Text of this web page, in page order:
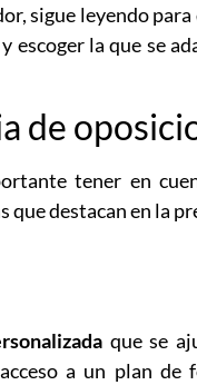
sigue leyendo
escoger la que se
de
tener en
que destacan en la
que se
a un plan de